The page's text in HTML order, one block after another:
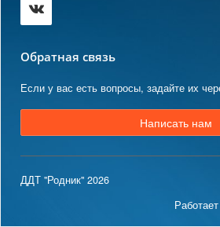
Обратная связь
Если у вас есть вопросы, задайте их
Написать нам
ДДТ "Родник" 2026